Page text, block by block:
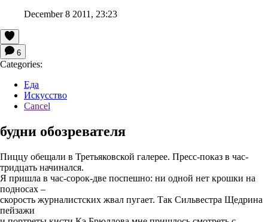
December 8 2011, 23:23
6
Categories:
Еда
Искусство
Cancel
будни обозревателя
Пиццу обещали в Третьяковской галерее. Пресс-показ в час-
тридцать начинался.
Я пришла в час-сорок-две поспешно: ни одной нет крошки на
подносах –
скорость журналистских жвал пугает. Так Сильвестра Щедрина
пейзажи